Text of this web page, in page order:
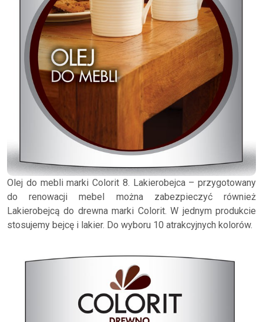
Olej do mebli marki Colorit 8. Lakierobejca – przygotowany
do renowacji mebel można zabezpieczyć również
Lakierobejcą do drewna marki Colorit. W jednym produkcie
stosujemy bejcę i lakier. Do wyboru 10 atrakcyjnych kolorów.